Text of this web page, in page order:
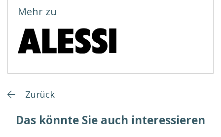
Mehr zu
Zurück
Das könnte Sie auch interessieren